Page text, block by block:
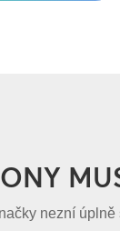
nezní